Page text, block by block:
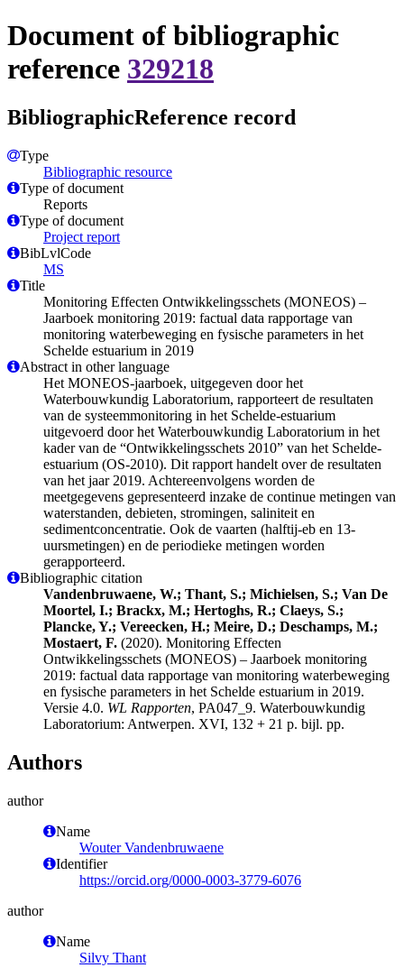
Document of bibliographic
reference 329218
BibliographicReference record
Type
Bibliographic resource
Type of document
Reports
Type of document
Project report
BibLvlCode
MS
Title
Monitoring Effecten Ontwikkelingsschets (MONEOS) –
Jaarboek monitoring 2019: factual data rapportage van
monitoring waterbeweging en fysische parameters in het
Schelde estuarium in 2019
Abstract in other language
Het MONEOS-jaarboek, uitgegeven door het
Waterbouwkundig Laboratorium, rapporteert de resultaten
van de systeemmonitoring in het Schelde-estuarium
uitgevoerd door het Waterbouwkundig Laboratorium in het
kader van de “Ontwikkelingsschets 2010” van het Schelde-
estuarium (OS-2010). Dit rapport handelt over de resultaten
van het jaar 2019. Achtereenvolgens worden de
meetgegevens gepresenteerd inzake de continue metingen van
waterstanden, debieten, stromingen, saliniteit en
sedimentconcentratie. Ook de vaarten (halftij-eb en 13-
uursmetingen) en de periodieke metingen worden
gerapporteerd.
Bibliographic citation
Vandenbruwaene, W.; Thant, S.; Michielsen, S.; Van De
Moortel, I.; Brackx, M.; Hertoghs, R.; Claeys, S.;
Plancke, Y.; Vereecken, H.; Meire, D.; Deschamps, M.;
Mostaert, F. (2020). Monitoring Effecten
Ontwikkelingsschets (MONEOS) – Jaarboek monitoring
2019: factual data rapportage van monitoring waterbeweging
en fysische parameters in het Schelde estuarium in 2019.
Versie 4.0. WL Rapporten, PA047_9. Waterbouwkundig
Laboratorium: Antwerpen. XVI, 132 + 21 p. bijl. pp.
Authors
author
Name
Wouter Vandenbruwaene
Identifier
https://orcid.org/0000-0003-3779-6076
author
Name
Silvy Thant